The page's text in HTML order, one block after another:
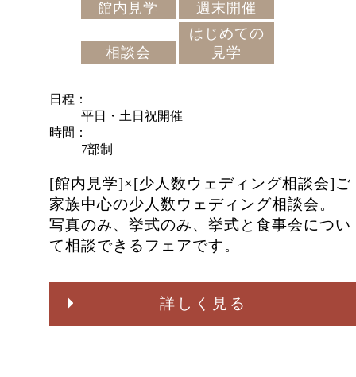
館内見学 週末開催
相談会
はじめての
見学
日程
平日・土日祝開催
時間
7部制
[館内見学]×[少人数ウェディング相談会]ご
家族中心の少人数ウェディング相談会。
写真のみ、挙式のみ、挙式と食事会につい
て相談できるフェアです。
詳しく見る